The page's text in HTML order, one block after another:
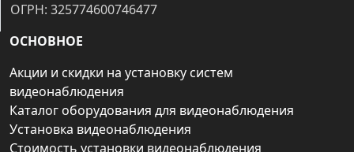
ОГРН: 325774600746477
ОСНОВНОЕ
Акции и скидки на установку систем
видеонаблюдения
Каталог оборудования для видеонаблюдения
Установка видеонаблюдения
Стоимость установки видеонаблюдения